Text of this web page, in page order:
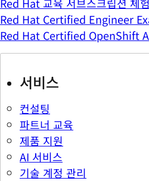
Red Hat Certified Engineer
Red Hat Certified OpenShift
서비스
컨설팅
파트너 교육
제품 지원
AI 서비스
기술 계정 관리